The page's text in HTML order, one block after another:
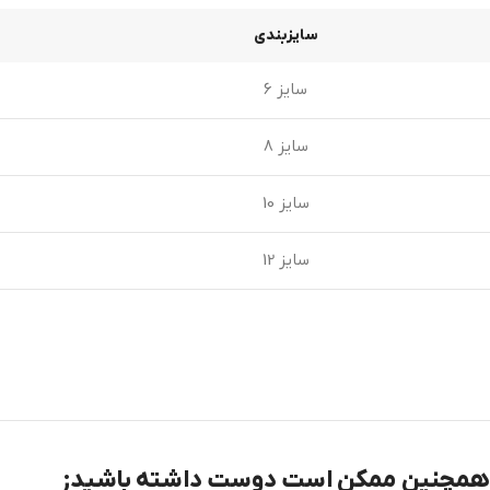
سایزبندی
سایز 6
سایز 8
سایز 10
سایز 12
همچنین ممکن است دوست داشته باشید;